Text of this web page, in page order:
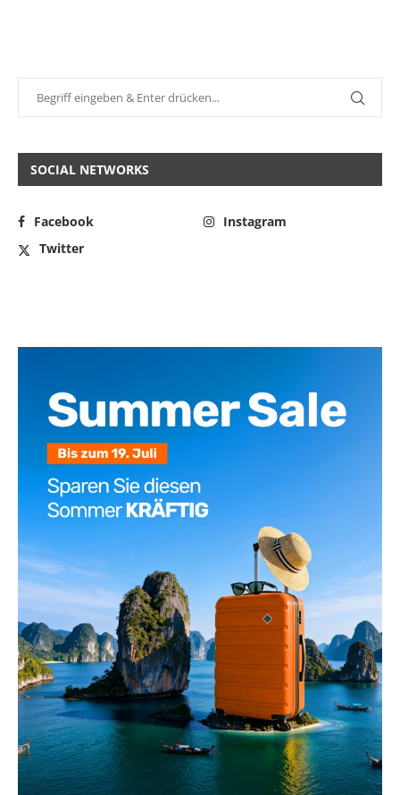
SOCIAL NETWORKS
Facebook
Instagram
Twitter